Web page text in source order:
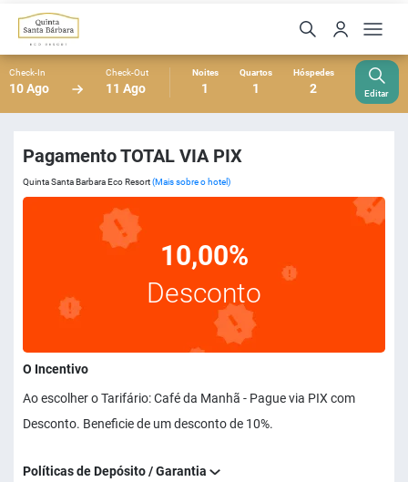
Check-In
10 Ago
Check-Out
11 Ago
Noites
1
Quartos
1
Hóspedes
2 Editar
Pagamento TOTAL VIA PIX
Quinta Santa Barbara Eco Resort(Mais sobre o hotel)
10,00%
Desconto
O Incentivo
Ao escolher o Tarifário: Café da Manhã - Pague via PIX com
Desconto. Beneficie de um desconto de 10%.
Políticas de Depósito / Garantia